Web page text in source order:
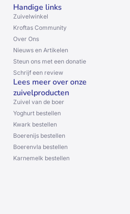
Handige links
Zuivelwinkel
Kroftas Community
Over Ons
Nieuws en Artikelen
Steun ons met een donatie
Schrijf een review
Lees meer over onze
zuivelproducten
Zuivel van de boer
Yoghurt bestellen
Kwark bestellen
Boerenijs bestellen
Boerenvla bestellen
Karnemelk bestellen